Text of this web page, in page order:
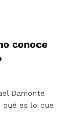
conoce
Damonte
qué es lo que